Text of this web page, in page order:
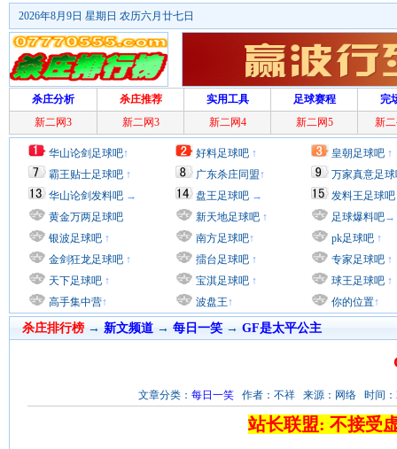
2026年8月9日 星期日 农历六月廿七日
杀庄分析 杀庄推荐 实用工具 足球赛程
完
新二网3
新二网3 新二网4 新二网5 新
华山论剑足球吧↑
霸王贴士足球吧 ↑
华山论剑发料吧 →
黄金万两足球吧
银波足球吧 ↑
金剑狂龙足球吧 ↑
天下足球吧 ↑
高手集中营↑
好料足球吧 ↑
广东杀庄同盟↑
盘王足球吧 →
新天地足球吧 ↑
南方足球吧↑
擂台足球吧 ↑
宝淇足球吧 ↑
波盘王↑
皇朝足球吧 ↑
万家真意足
发料王足球吧
足球爆料吧→
pk足球吧 ↑
专家足球吧 ↑
球王足球吧 ↑
你的位置↑
杀庄排行榜 → 新文频道→ 每日一笑 → GF是太平公主
文章分类： 每日一笑 作者：不祥 来源：网络 时间：
站长联盟: 不接受